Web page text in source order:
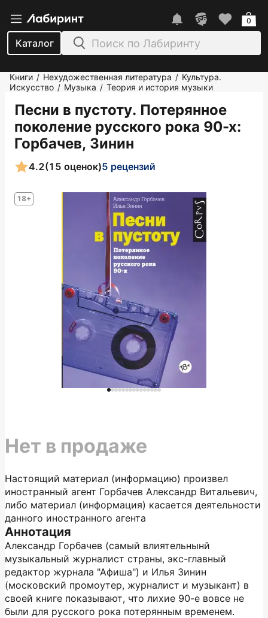
Каталог
0
Книги / Нехудожественная литература / Культура.
Искусство / Музыка / Теория и история музыки
Песни в пустоту. Потерянное
поколение русского рока 90-х:
Горбачев, Зинин
18+
4.2(15 оценок)5 рецензий
Настоящий материал (информацию) произвел
иностранный агент Горбачев Александр Витальевич,
либо материал (информация) касается деятельности
данного иностранного агента
Аннотация
Александр Горбачев (самый влиятельнынй
музыкальный журналист страны, экс-главный
редактор журнала "Афиша") и Илья Зинин
(московский промоутер, журналист и музыкант) в
своей книге показывают, что лихие 90-е вовсе не
были для русского рока потерянным временем.
Нет в продаже